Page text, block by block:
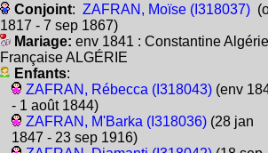
Conjoint: ZAFRAN, Moïse (I318037)
1817 - 7 sep 1867)
Mariage: env 1841 : Constantine Algérie
Française ALGÉRIE
Enfants:
ZAFRAN, Rébecca (I318043)(env
- 1 août 1844)
ZAFRAN, M'Barka (I318036)(28 jan
1847 - 23 sep 1916)